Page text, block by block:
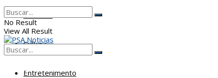
Poderes
Cultura
Entretenimento
No Result
View All Result
View All Result